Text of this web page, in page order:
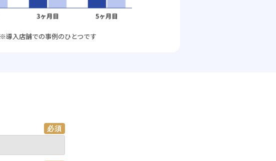
※導入店舗での事例のひとつです